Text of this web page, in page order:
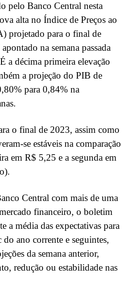
pelo Banco Central nesta
alta no Índice de Preços ao
projetado para o final de
na semana passada
a décima primeira elevação
a projeção do PIB de
para 0,84% na
o final de 2023, assim como
se estáveis na comparação
em R$ 5,25 e a segunda em
Central com mais de uma
financeiro, o boletim
a média das expectativas para
ano corrente e seguintes,
da semana anterior,
redução ou estabilidade nas